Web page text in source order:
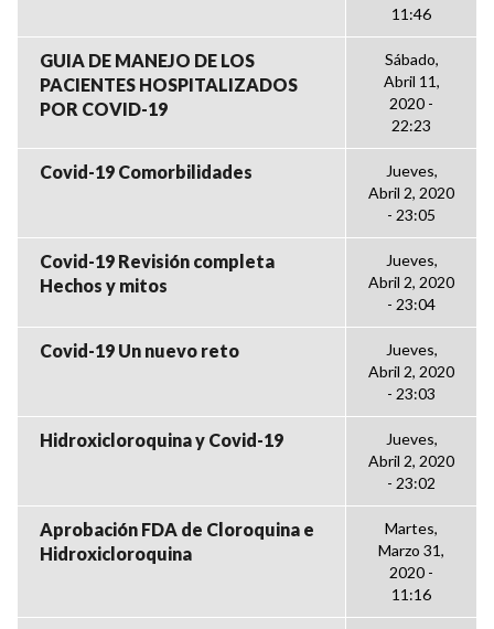
11:46
GUIA DE MANEJO DE LOS
PACIENTES HOSPITALIZADOS
POR COVID-19
Sábado,
Abril 11,
2020 -
22:23
Covid-19 Comorbilidades
Jueves,
Abril 2, 2020
- 23:05
Covid-19 Revisión completa
Hechos y mitos
Jueves,
Abril 2, 2020
- 23:04
Covid-19 Un nuevo reto
Jueves,
Abril 2, 2020
- 23:03
Hidroxicloroquina y Covid-19
Jueves,
Abril 2, 2020
- 23:02
Aprobación FDA de Cloroquina e
Hidroxicloroquina
Martes,
Marzo 31,
2020 -
11:16